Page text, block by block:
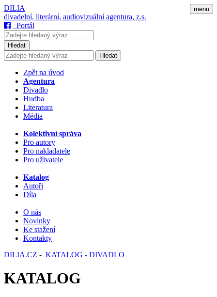
menu
DILIA
divadelní, literární, audiovizuální agentura, z.s.
Portál
Hledat
Hledat
Zpět na úvod
Agentura
Divadlo
Hudba
Literatura
Média
Kolektivní správa
Pro autory
Pro nakladatele
Pro uživatele
Katalog
Autoři
Díla
O nás
Novinky
Ke stažení
Kontakty
DILIA.CZ - KATALOG - DIVADLO
KATALOG